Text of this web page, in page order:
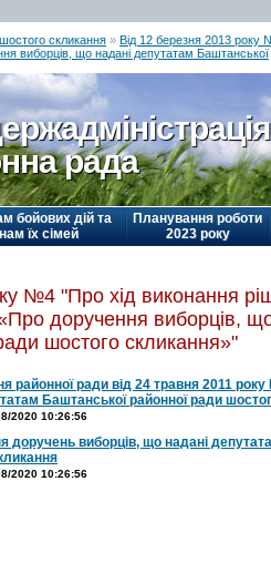
шостого скликання » Від 12 березня 2013 року
виборців, що надані депутатам Баштанської
рада
бойових дій та
їх сімей
Планування роботи
2023 року
№4 "Про хід виконання
доручення виборців,
шостого скликання»"
районної ради від 24 травня 2011
Баштанської районної ради
2020 10:26:56
доручень виборців, що надані
2020 10:26:56